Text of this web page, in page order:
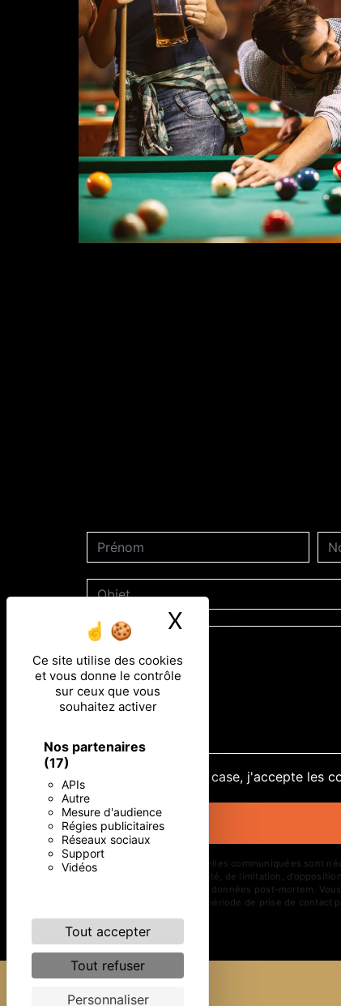
Ce site utilise des cookies
et vous donne le contrôle
sur ceux que vous
souhaitez activer
Nos partenaires
(17)
APIs
Autre
Mesure d'audience
Régies publicitaires
Réseaux sociaux
Support
Vidéos
Tout accepter
Tout refuser
Personnaliser
X Masquer le
En cochant cette case, j'accepte les
** Les données personnelles communiquées sont
d’effacement, de portabilité, de limitation,
d’organiser le sort de vos données post-mortem.
vos données pendant la période de prise de